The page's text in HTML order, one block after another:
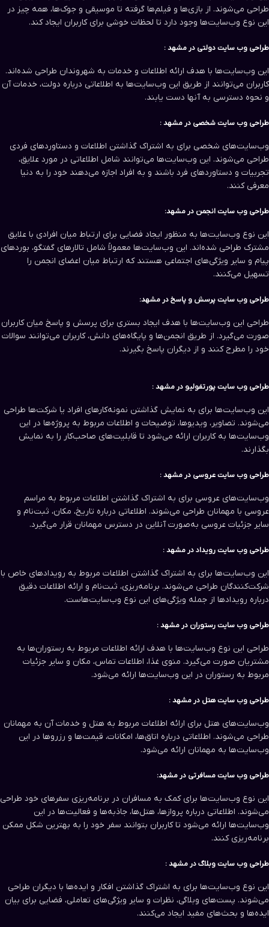
طراحی می‌شوند. از بازی‌ها و فیلم‌ها گرفته تا موسیقی و جوک‌ها، همه چیز در
این نوع وب‌سایت‌ها وجود دارد تا لحظات خوشی برای کاربران ایجاد کند.
طراحی وب سایت‌ دولتی در مشهد :
این وب‌سایت‌ها با هدف ارائه اطلاعات و خدمات به شهروندان طراحی شده‌اند.
کاربران می‌توانند از طریق این وب‌سایت‌ها به اطلاعاتی درباره دولت، خدمات آن
و نحوه دسترسی به آنها دست یابند.
طراحی وب سایت‌ شخصی در مشهد :
وب‌سایت‌های شخصی برای به اشتراک گذاشتن اطلاعات و دستاوردهای فردی
طراحی می‌شوند. این وب‌سایت‌ها می‌توانند شامل اطلاعاتی در مورد علایق،
تجربیات و دستاوردهای فرد باشند و به افراد اجازه می‌دهند خود را به دنیا
معرفی کنند.
طراحی وب سایت‌ انجمن در مشهد:
این نوع وب‌سایت‌ها به منظور ایجاد فضایی برای ارتباط میان افرادی با علایق
مشترک طراحی شده‌اند. این وب‌سایت‌ها معمولاً شامل تالارهای گفتگو، بوردهای
پیام و سایر ویژگی‌های اجتماعی هستند که ارتباط میان اعضای انجمن را
تسهیل می‌کنند.
طراحی وب سایت‌ پرسش و پاسخ در مشهد:
طراحی این وب‌سایت‌ها با هدف ایجاد بستری برای پرسش و پاسخ میان کاربران
صورت می‌گیرد. از طریق انجمن‌ها و پایگاه‌های دانش، کاربران می‌توانند سوالات
خود را مطرح کنند و از دیگران پاسخ بگیرند.
طراحی وب سایت‌ پورتفولیو در مشهد :
این وب‌سایت‌ها برای به نمایش گذاشتن نمونه‌کارهای افراد یا شرکت‌ها طراحی
می‌شوند. تصاویر، ویدیوها، توضیحات و اطلاعات مربوط به پروژه‌ها در این
وب‌سایت‌ها به کاربران ارائه می‌شود تا قابلیت‌های صاحب‌کار را به نمایش
بگذارند.
طراحی وب سایت‌ عروسی در مشهد :
وب‌سایت‌های عروسی برای به اشتراک گذاشتن اطلاعات مربوط به مراسم
عروسی با مهمانان طراحی می‌شوند. اطلاعاتی درباره تاریخ، مکان، ثبت‌نام و
سایر جزئیات عروسی به‌صورت آنلاین در دسترس مهمانان قرار می‌گیرد.
طراحی وب سایت‌ رویداد در مشهد :
این وب‌سایت‌ها برای به اشتراک گذاشتن اطلاعات مربوط به رویدادهای خاص با
شرکت‌کنندگان طراحی می‌شوند. برنامه‌ریزی، ثبت‌نام و ارائه اطلاعات دقیق
درباره رویدادها از جمله ویژگی‌های این نوع وب‌سایت‌هاست.
طراحی وب سایت‌ رستوران در مشهد :
طراحی این نوع وب‌سایت‌ها با هدف ارائه اطلاعات مربوط به رستوران‌ها به
مشتریان صورت می‌گیرد. منوی غذا، اطلاعات تماس، مکان و سایر جزئیات
مربوط به رستوران در این وب‌سایت‌ها ارائه می‌شود.
طراحی وب سایت‌ هتل در مشهد :
وب‌سایت‌های هتل برای ارائه اطلاعات مربوط به هتل و خدمات آن به مهمانان
طراحی می‌شوند. اطلاعاتی درباره اتاق‌ها، امکانات، قیمت‌ها و رزروها در این
وب‌سایت‌ها به مهمانان ارائه می‌شود.
طراحی وب سایت مسافرتی در مشهد:
این نوع وب‌سایت‌ها برای کمک به مسافران در برنامه‌ریزی سفرهای خود طراحی
می‌شوند. اطلاعاتی درباره پروازها، هتل‌ها، جاذبه‌ها و فعالیت‌ها در این
وب‌سایت‌ها ارائه می‌شود تا کاربران بتوانند سفر خود را به بهترین شکل ممکن
برنامه‌ریزی کنند.
طراحی وب سایت‌ وبلاگ در مشهد :
این نوع وب‌سایت‌ها برای به اشتراک گذاشتن افکار و ایده‌ها با دیگران طراحی
می‌شوند. پست‌های وبلاگی، نظرات و سایر ویژگی‌های تعاملی، فضایی برای بیان
ایده‌ها و بحث‌های مفید ایجاد می‌کنند.